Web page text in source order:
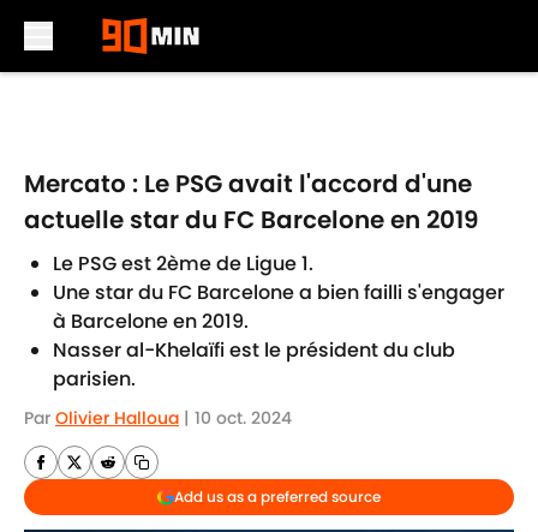
Mercato : Le PSG avait l'accord d'une
actuelle star du FC Barcelone en 2019
Le PSG est 2ème de Ligue 1.
Une star du FC Barcelone a bien failli s'engager
à Barcelone en 2019.
Nasser al-Khelaïfi est le président du club
parisien.
Par Olivier Halloua | 10 oct. 2024
Add us as a preferred source